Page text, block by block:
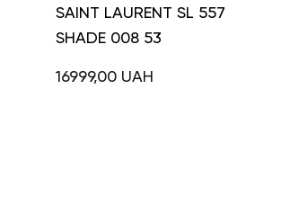
SAINT LAURENT SL 557
SHADE 008 53
16999,00 UAH